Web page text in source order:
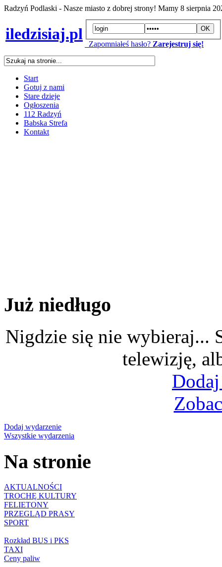
Radzyń Podlaski - Nasze miasto z dobrej strony! Mamy 8 sierpnia
iledzisiaj.pl
Zapomniałeś hasło? Zarejestruj się!
Start
Gotuj z nami
Stare dzieje
Ogłoszenia
112 Radzyń
Babska Strefa
Kontakt
Już niedługo
Nigdzie się nie wybieraj...
telewizję,
Dodaj wydarzenie
Wszystkie wydarzenia
Na stronie
AKTUALNOŚCI
TROCHĘ KULTURY
FELIETONY
PRZEGLĄD PRASY
SPORT
Rozkład BUS i PKS
TAXI
Ceny paliw